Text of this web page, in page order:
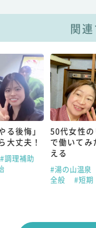
関
る後悔」
大丈夫！
#調理補助
50代女性
で働いてみ
える
#湯の山温泉
全般
#短期